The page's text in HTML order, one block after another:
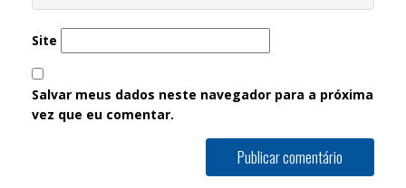
Site
Salvar meus dados neste navegador para a próxima
vez que eu comentar.